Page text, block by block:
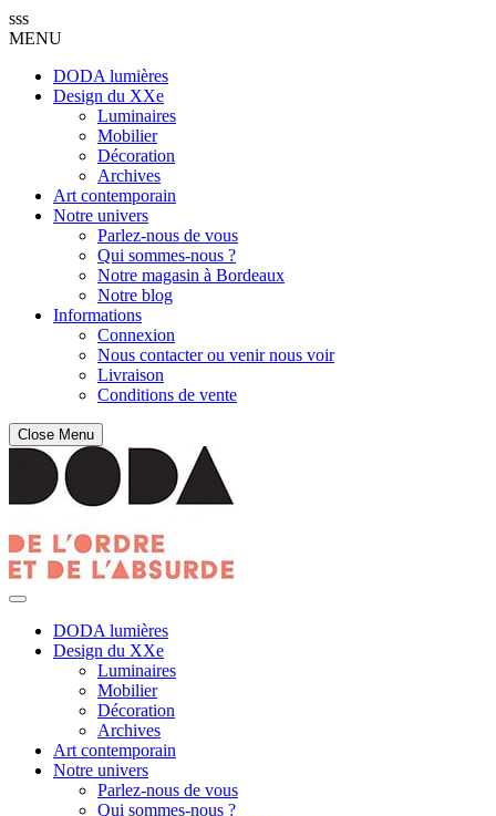
sss
MENU
DODA lumières
Design du XXe
Luminaires
Mobilier
Décoration
Archives
Art contemporain
Notre univers
Parlez-nous de vous
Qui sommes-nous ?
Notre magasin à Bordeaux
Notre blog
Informations
Connexion
Nous contacter ou venir nous voir
Livraison
Conditions de vente
Close Menu
DODA lumières
Design du XXe
Luminaires
Mobilier
Décoration
Archives
Art contemporain
Notre univers
Parlez-nous de vous
Qui sommes-nous ?